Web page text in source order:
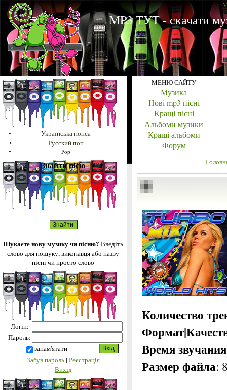
MP3 ТУТ - скачати
Українська попса
Русский поп
Pop
Знайти пісю
Шукаєте нову музику чи пісню? Введіть
слово для пошуку, виконавця або назву
пісні чи просто слово
Логін:
Пароль:
запам'ятати
Забув пароль| Реєстрація
Вихід
МЕНЮ САЙТУ
Музика
Нові mp3 пісні
Кращі пісні
Альбоми музики
Кращі альбоми
Форум
Количество
Время звучания
Размер файла: